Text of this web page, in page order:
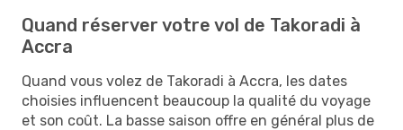
Quand réserver votre vol de Takoradi à
Accra
Quand vous volez de Takoradi à Accra, les dates
choisies influencent beaucoup la qualité du voyage
et son coût. La basse saison offre en général plus de